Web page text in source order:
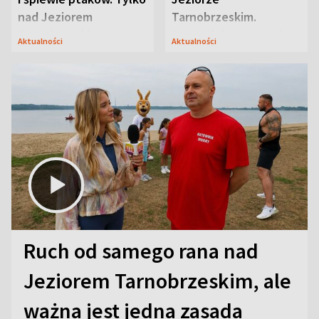
nad Jeziorem
Tarnobrzeskim
Aktualności
Tarnobrzeskim.
Przyrodnicy zwracają
Aktualności
Ruch od samego rana nad
Jeziorem Tarnobrzeskim, ale
ważna jest jedna zasada